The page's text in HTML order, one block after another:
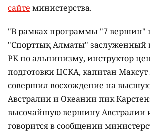
сайте министерства.
"В рамках программы "7 вершин"
"Спорттық Алматы" заслуженный
РК по альпинизму, инструктор
подготовки ЦСКА, капитан
совершил восхождение на
Австралии и Океании пик
высочайшую вершину Австралии
говорится в сообщении